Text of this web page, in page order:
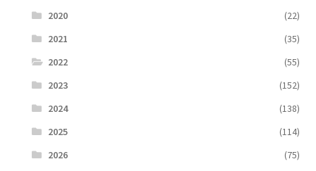
2020
(22)
2021
(35)
2022
(55)
2023
(152)
2024
(138)
2025
(114)
2026
(75)